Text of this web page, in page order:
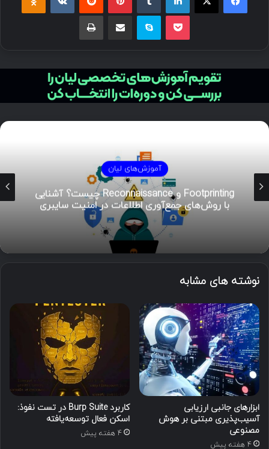
آموزش‌های لیان
Footprinting و Reconnaissance چیست؟ آشنایی
با روش‌های جمع‌آوری اطلاعات در امنیت سایبری
نوشته های مشابه
ابزارهای جانبی ارزیابی
آسیب‌پذیری مبتنی بر هوش
مصنوعی
4 هفته پیش
کاربرد Burp Suite در تست نفوذ:
اسکن فعال توسعه‌یافته
4 هفته پیش